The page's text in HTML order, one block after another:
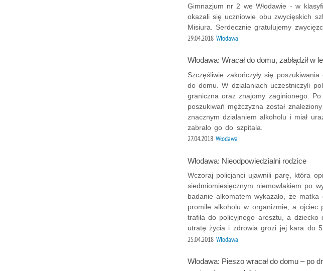
Gimnazjum nr 2 we Włodawie - w
okazali się uczniowie obu zwycięskich
Misiura. Serdecznie gratulujemy
29.04.2018 Włodawa
Włodawa: Wracał do domu, zabłądził w
Szczęśliwie zakończyły się
do domu. W działaniach uczestniczyli
graniczna oraz znajomy zaginionego.
poszukiwań mężczyzna został
znacznym działaniem alkoholu i miał
zabrało go do szpitala.
27.04.2018 Włodawa
Włodawa: Nieodpowiedzialni rodzice
Wczoraj policjanci ujawnili parę, która
siedmiomiesięcznym niemowlakiem po
badanie alkomatem wykazało, że matka
promile alkoholu w organizmie, a ojciec
trafiła do policyjnego aresztu, a
utratę życia i zdrowia grozi jej kara do
25.04.2018 Włodawa
Włodawa: Pieszo wracał do domu – po